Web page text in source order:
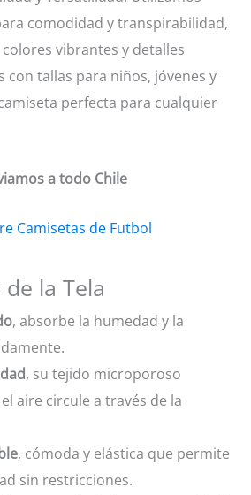
comodidad y transpirabilidad,
vibrantes y detalles
con tallas para niños, jóvenes y
perfecta para cualquier
a todo Chile
Camisetas de Futbol
la Tela
, absorbe la humedad y la
, su tejido microporoso
aire circule a través de la
, cómoda y elástica que permite
sin restricciones.